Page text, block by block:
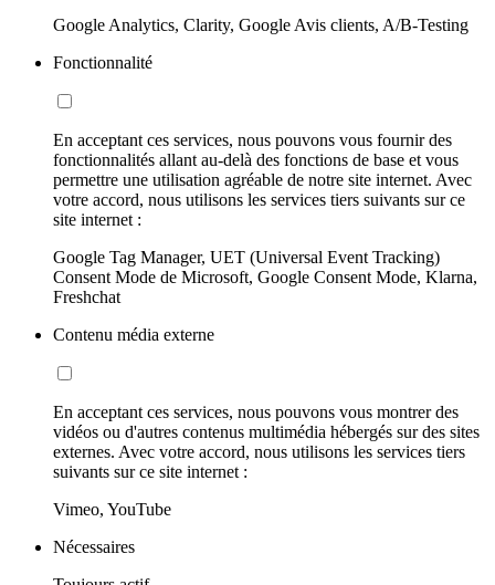
Google Analytics, Clarity, Google Avis clients, A/B-Testing
Fonctionnalité
En acceptant ces services, nous pouvons vous fournir des
fonctionnalités allant au-delà des fonctions de base et vous
permettre une utilisation agréable de notre site internet. Avec
votre accord, nous utilisons les services tiers suivants sur ce
site internet :
Google Tag Manager, UET (Universal Event Tracking)
Consent Mode de Microsoft, Google Consent Mode, Klarna,
Freshchat
Contenu média externe
En acceptant ces services, nous pouvons vous montrer des
vidéos ou d'autres contenus multimédia hébergés sur des sites
externes. Avec votre accord, nous utilisons les services tiers
suivants sur ce site internet :
Vimeo, YouTube
Nécessaires